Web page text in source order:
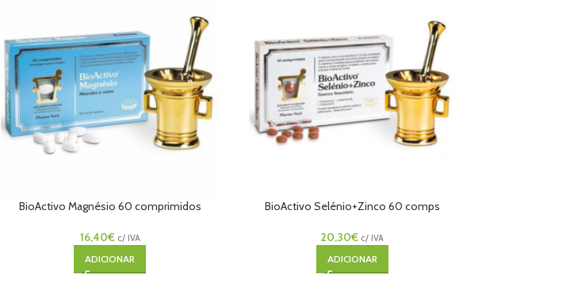
BioActivo Magnésio 60 comprimidos
16,40€ c/ IVA
ADICIONAR
BioActivo Selénio+Zinco 60 comps
20,30€ c/ IVA
ADICIONAR